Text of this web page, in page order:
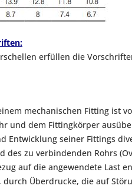
erfüllen die
mechanischen Fitting ist
und dem Fittingkörper
Entwicklung seiner Fittings
des zu verbindenden Rohrs
auf die angewendete Last
Überdrucke, die auf